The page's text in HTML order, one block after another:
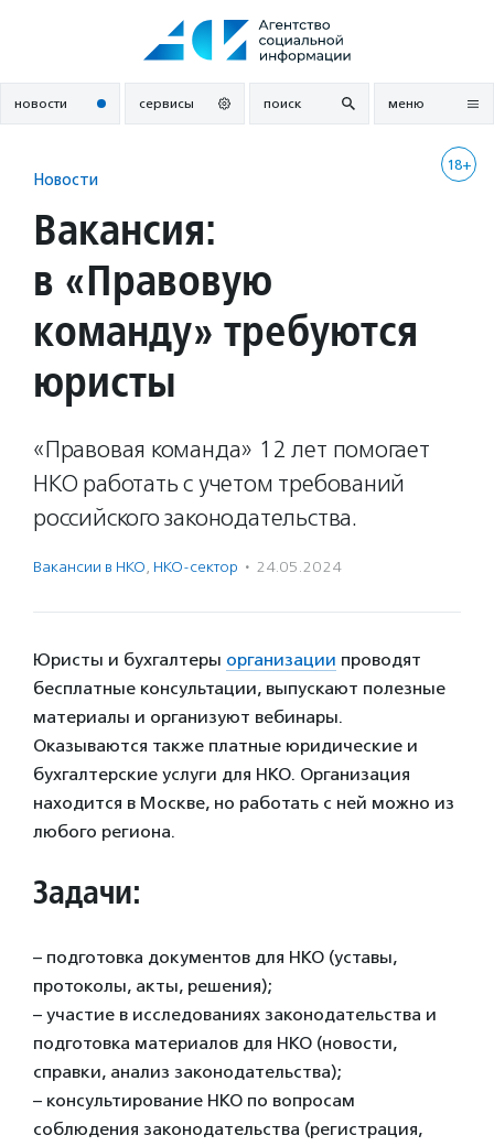
новости сервисы поиск меню
18+
Новости
Вакансия:
в «Правовую
команду» требуются
юристы
«Правовая команда» 12 лет помогает
НКО работать с учетом требований
российского законодательства.
Вакансии в НКО, НКО-сектор · 24.05.2024
Юристы и бухгалтеры организации проводят
бесплатные консультации, выпускают полезные
материалы и организуют вебинары.
Оказываются также платные юридические и
бухгалтерские услуги для НКО. Организация
находится в Москве, но работать с ней можно из
любого региона.
Задачи:
– подготовка документов для НКО (уставы,
протоколы, акты, решения);
– участие в исследованиях законодательства и
подготовка материалов для НКО (новости,
справки, анализ законодательства);
– консультирование НКО по вопросам
соблюдения законодательства (регистрация,